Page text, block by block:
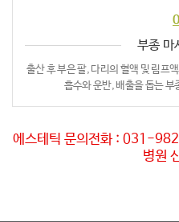
부종 마
출산 후 부은 팔, 다리의 혈액 및 림프
흡수와 운반, 배출을 돕는부
에스테틱 문의전화 : 031-
병원